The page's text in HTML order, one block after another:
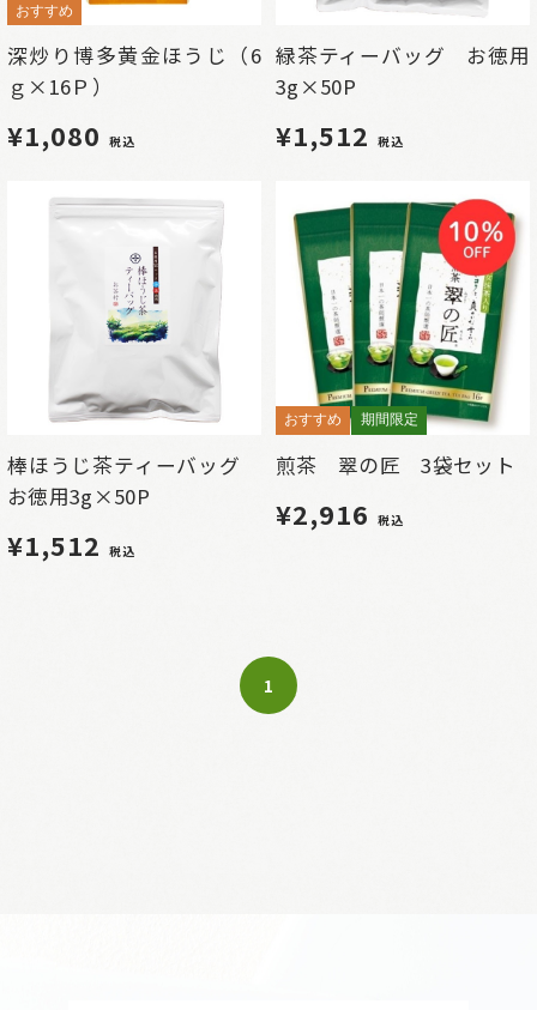
おすすめ
深炒り博多黄金ほうじ（6
ｇ×16Ｐ）
¥1,080 税込
緑茶ティーバッグ お徳用
3g×50P
¥1,512 税込
棒ほうじ茶ティーバッグ
お徳用3g×50P
¥1,512 税込
おすすめ 期間限定
煎茶 翠の匠 3袋セット
¥2,916 税込
1